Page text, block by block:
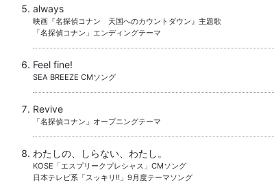
always
映画『名探偵コナン 天国へのカウントダウン』主題歌
「名探偵コナン」エンディングテーマ
Feel fine!
SEA BREEZE CMソング
Revive
「名探偵コナン」オープニングテーマ
わたしの、しらない、わたし。
KOSE「エスプリークプレシャス」CMソング
日本テレビ系「スッキリ!!」9月度テーマソング